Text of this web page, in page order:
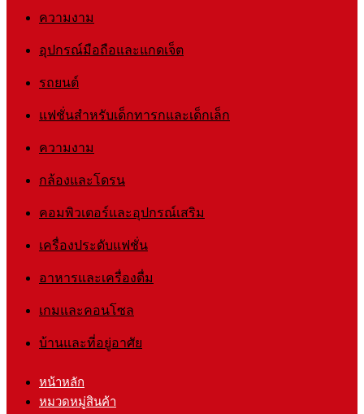
ความงาม
อุปกรณ์มือถือและแกดเจ็ต
รถยนต์
แฟชั่นสำหรับเด็กทารกและเด็กเล็ก
ความงาม
กล้องและโดรน
คอมพิวเตอร์และอุปกรณ์เสริม
เครื่องประดับแฟชั่น
อาหารและเครื่องดื่ม
เกมและคอนโซล
บ้านและที่อยู่อาศัย
หน้าหลัก
หมวดหมู่สินค้า